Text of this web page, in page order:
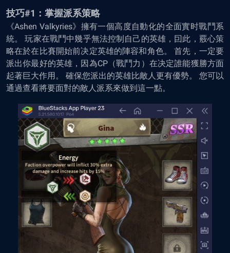
技巧#1：掌握派系策略
《Ashen Valkyries》擁有一個高度自動化的全面實时戰鬥系
統。 玩家在戰鬥中幾乎無法控制自己的英雄，囙此，覈心策
略在於在比賽開始前决定英雄的陣容和角色。 首先，一定要
派出你最好的英雄，因為CP（戰鬥力）在决定誰能獲勝方面
起著巨大作用。 確保您派出的英雄比敵人更有優勢。 您可以
通過查看將要面對的敵人派系來做到這一點。